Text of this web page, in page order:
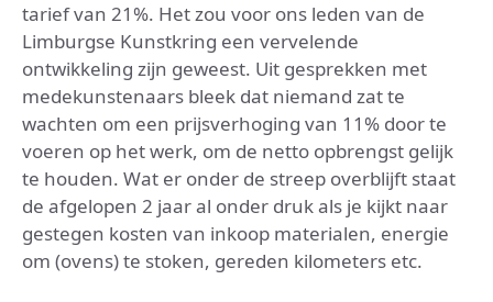
tarief van 21%. Het zou voor ons leden van de
Limburgse Kunstkring een vervelende
ontwikkeling zijn geweest. Uit gesprekken met
medekunstenaars bleek dat niemand zat te
wachten om een prijsverhoging van 11% door te
voeren op het werk, om de netto opbrengst gelijk
te houden. Wat er onder de streep overblijft staat
de afgelopen 2 jaar al onder druk als je kijkt naar
gestegen kosten van inkoop materialen, energie
om (ovens) te stoken, gereden kilometers etc.